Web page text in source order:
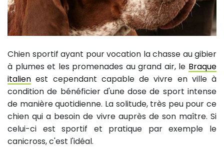
Chien sportif ayant pour vocation la chasse au gibier
à plumes et les promenades au grand air, le Braque
italien est cependant capable de vivre en ville à
condition de bénéficier d'une dose de sport intense
de manière quotidienne. La solitude, très peu pour ce
chien qui a besoin de vivre auprès de son maître. Si
celui-ci est sportif et pratique par exemple le
canicross, c'est l'idéal.